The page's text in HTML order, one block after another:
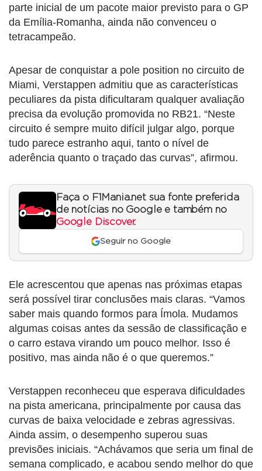
parte inicial de um pacote maior previsto para o GP
da Emília-Romanha, ainda não convenceu o
tetracampeão.
Apesar de conquistar a pole position no circuito de
Miami, Verstappen admitiu que as características
peculiares da pista dificultaram qualquer avaliação
precisa da evolução promovida no RB21. “Neste
circuito é sempre muito difícil julgar algo, porque
tudo parece estranho aqui, tanto o nível de
aderência quanto o traçado das curvas”, afirmou.
Faça o F1Mania.net sua fonte preferida
de notícias no Google e também no
Google Discover.
Seguir no Google
Ele acrescentou que apenas nas próximas etapas
será possível tirar conclusões mais claras. “Vamos
saber mais quando formos para Ímola. Mudamos
algumas coisas antes da sessão de classificação e
o carro estava virando um pouco melhor. Isso é
positivo, mas ainda não é o que queremos.”
Verstappen reconheceu que esperava dificuldades
na pista americana, principalmente por causa das
curvas de baixa velocidade e zebras agressivas.
Ainda assim, o desempenho superou suas
previsões iniciais. “Achávamos que seria um final de
semana complicado, e acabou sendo melhor do que